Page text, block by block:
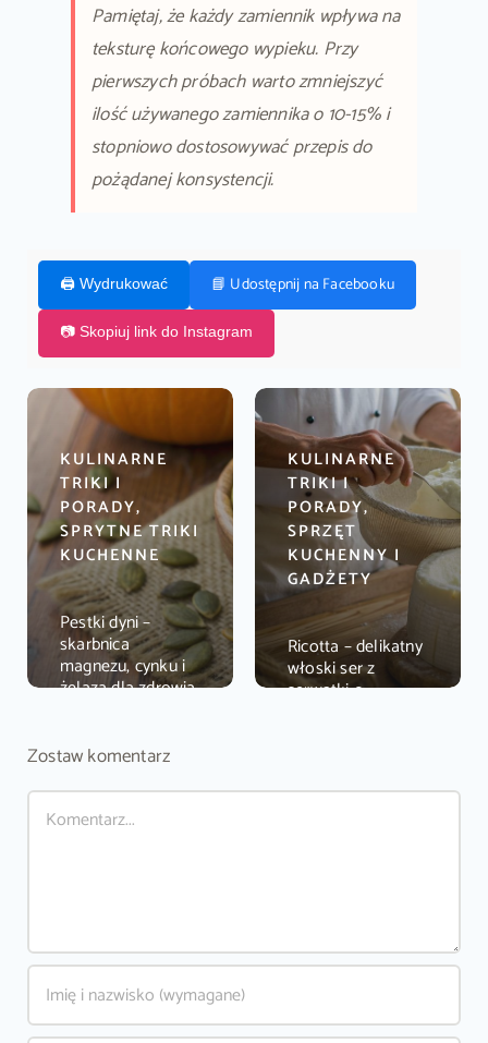
Pamiętaj, że każdy zamiennik wpływa na
teksturę końcowego wypieku. Przy
pierwszych próbach warto zmniejszyć
ilość używanego zamiennika o 10-15% i
stopniowo dostosowywać przepis do
pożądanej konsystencji.
🖨️ Wydrukować 📘 Udostępnij na Facebooku
📷 Skopiuj link do Instagram
KULINARNE
TRIKI I
PORADY,
SPRYTNE TRIKI
KUCHENNE
Pestki dyni –
skarbnica
magnezu, cynku i
żelaza dla zdrowia
KULINARNE
TRIKI I
PORADY,
SPRZĘT
KUCHENNY I
GADŻETY
Ricotta – delikatny
włoski ser z
serwatki o
Zostaw komentarz
Comment